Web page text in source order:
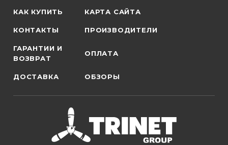
КАК КУПИТЬ КАРТА САЙТА
КОНТАКТЫ ПРОИЗВОДИТЕЛИ
ГАРАНТИИ И
ВОЗВРАТ
ОПЛАТА
ДОСТАВКА ОБЗОРЫ